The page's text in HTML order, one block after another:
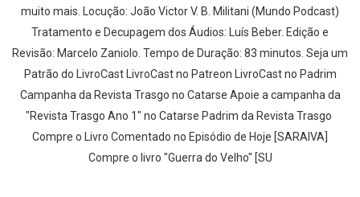
muito mais. Locução: João Victor V. B. Militani (Mundo Podcast)
Tratamento e Decupagem dos Áudios: Luís Beber. Edição e
Revisão: Marcelo Zaniolo. Tempo de Duração: 83 minutos. Seja um
Patrão do LivroCast LivroCast no Patreon LivroCast no Padrim
Campanha da Revista Trasgo no Catarse Apoie a campanha da
"Revista Trasgo Ano 1" no Catarse Padrim da Revista Trasgo
Compre o Livro Comentado no Episódio de Hoje [SARAIVA]
Compre o livro "Guerra do Velho" [SU